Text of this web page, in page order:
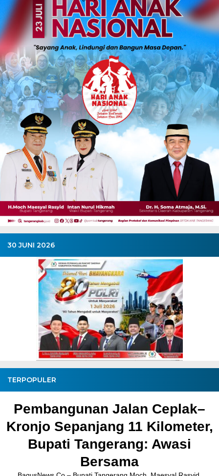
30 JUNI 2026
TERPOPULER
Pembangunan Jalan Ceplak–
Kronjo Sepanjang 11 Kilometer,
Bupati Tangerang: Awasi
Bersama